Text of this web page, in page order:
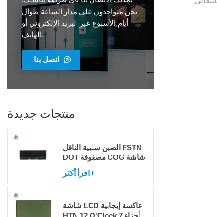
نحن متواجدون على مدار الساعة طوال
أيام الأسبوع عبر البريد الإلكتروني أو
الهاتف.
اتصل بنا
منتجات جديدة
الصين سلبية الناقل FSTN
DOT مصفوفة COG شاشة
LCD للبيع
اقرأ أكثر
شاشة LCD عاكسة إيجابية
HTN 12 O'Clock 7 أجزاء
الرؤية00:00VDD5Vواجب1/4تحيز1/2موصلدبوسدرجة